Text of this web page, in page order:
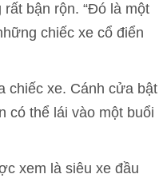
bận rộn. “Đó là một
chiếc xe cổ điển
chiếc xe. Cánh cửa bật
có thể lái vào một buổi
xem là siêu xe đầu